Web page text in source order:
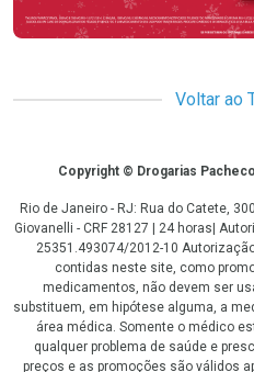
Voltar ao
CopyrightCopyright © Drogarias
Rio de Janeiro - RJ: Rua do Catete,
Giovanelli - CRF 28127 | 24 horas|
25351.493074/2012-10
contidas neste site, como
medicamentos, não devem ser
substituem, em hipótese alguma, a
área médica. Somente o médico
qualquer problema de saúde e
preços e as promoções são válidos